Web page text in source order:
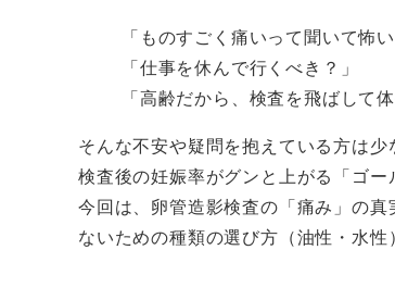
「ものすごく痛いって聞いて怖
「仕事を休んで行くべき？」
「高齢だから、検査を飛ばして
そんな不安や疑問を抱えている方は
検査後の妊娠率がグンと上がる「ゴー
今回は、卵管造影検査の「痛み」の
ないための種類の選び方（油性・水性